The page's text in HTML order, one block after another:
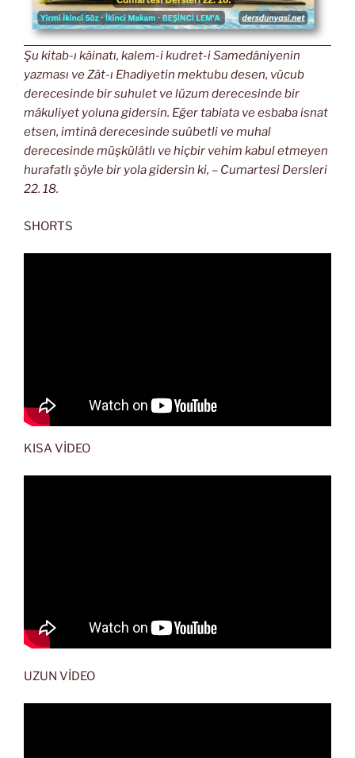
Şu kitab-ı kâinatı, kalem-i kudret-i Samedâniyenin
yazması ve Zât-ı Ehadiyetin mektubu desen, vücub
derecesinde bir suhulet ve lüzum derecesinde bir
mâkuliyet yoluna gidersin. Eğer tabiata ve esbaba isnat
etsen, imtinâ derecesinde suûbetli ve muhal
derecesinde müşkülâtlı ve hiçbir vehim kabul etmeyen
hurafatlı şöyle bir yola gidersin ki, – Cumartesi Dersleri
22. 18.
SHORTS
KISA VİDEO
UZUN VİDEO